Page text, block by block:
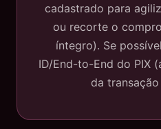
cadastrado para
ou recorte o
íntegro). Se
ID/End-to-End do PIX
da